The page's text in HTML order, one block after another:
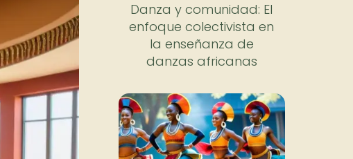
Danza y comunidad: El
enfoque colectivista en
la enseñanza de
danzas africanas